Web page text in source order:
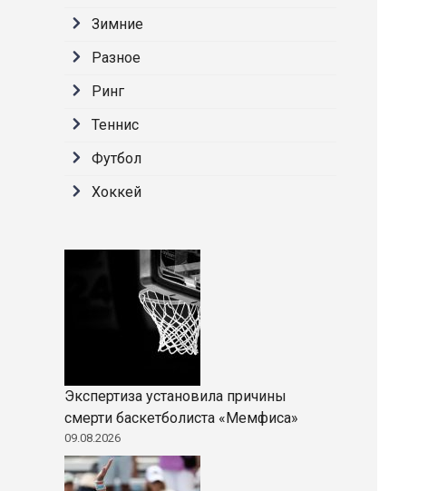
Зимние
Разное
Ринг
Теннис
Футбол
Хоккей
Экспертиза установила причины
смерти баскетболиста «Мемфиса»
09.08.2026